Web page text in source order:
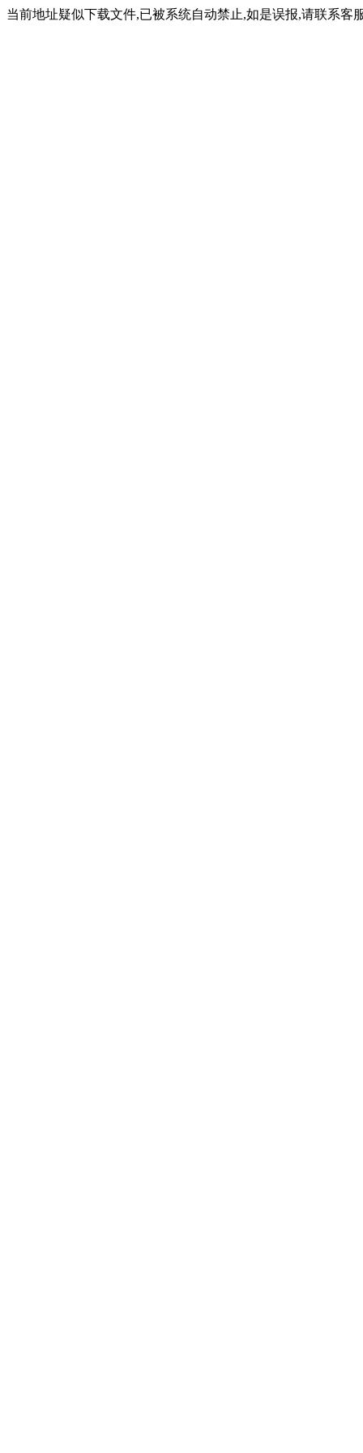
当前地址疑似下载文件,已被系统自动禁止,如是误报,请联系客